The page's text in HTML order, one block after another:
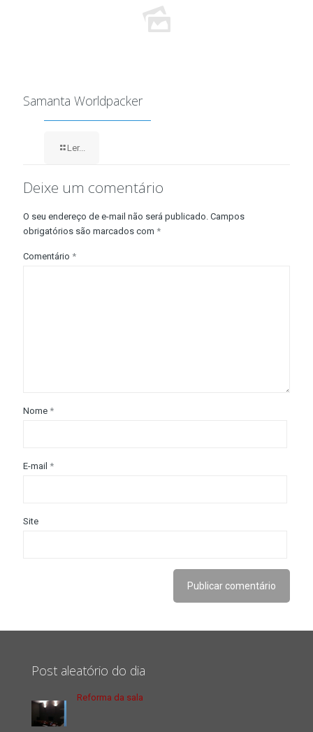
Samanta Worldpacker
Ler...
Deixe um comentário
O seu endereço de e-mail não será publicado. Campos
obrigatórios são marcados com *
Comentário *
Nome *
E-mail *
Site
Post aleatório do dia
Reforma da sala